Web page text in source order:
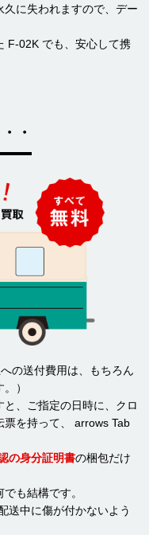
に失われますので、デー
F-02K でも、安心して携
・
の送付費用は、もちろん
）
、ご指定の日時に、クロ
票を持って、 arrows Tab
の身分証明書の梱包だけ
も結構です。
送中に傷が付かないよう